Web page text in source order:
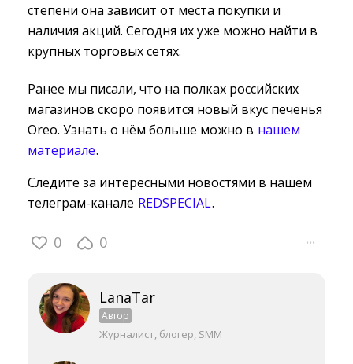
степени она зависит от места покупки и
наличия акций. Сегодня их уже можно найти в
крупных торговых сетях.
Ранее мы писали, что на полках российских
магазинов скоро появится новый вкус печенья
Oreo. Узнать о нём больше можно в нашем
материале.
Следите за интересными новостями в нашем
телеграм-канале REDSPECIAL.
0 0 ···
LanaTar
Автор
Журналист, блогер, SMM